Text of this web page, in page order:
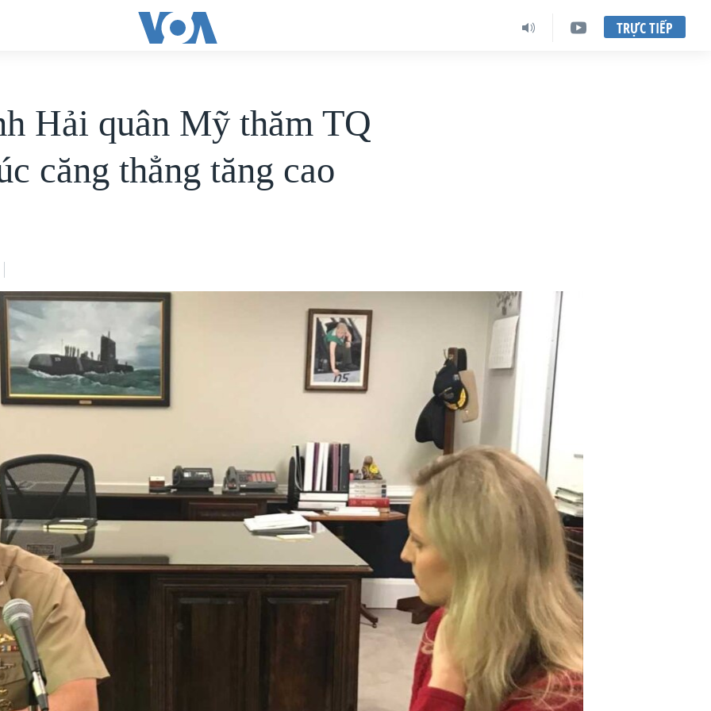
TRỰC TIẾP
Hải quân Mỹ thăm TQ
căng thẳng tăng cao